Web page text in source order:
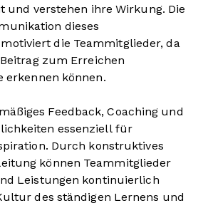
und verstehen ihre Wirkung. Die
dieses
die Teammitglieder, da
zum Erreichen
erkennen können.
Feedback, Coaching und
essenziell für
Durch konstruktives
können Teammitglieder
Leistungen kontinuierlich
des ständigen Lernens und